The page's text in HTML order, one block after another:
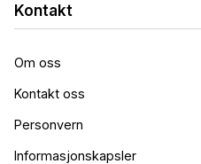
Kontakt
Om oss
Kontakt oss
Personvern
Informasjonskapsler